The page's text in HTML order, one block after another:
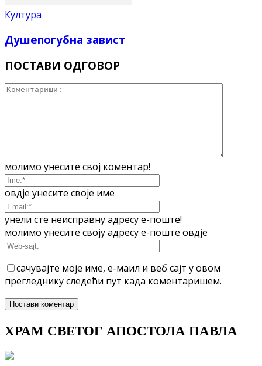
Култура
Душепогубна завист
ПОСТАВИ ОДГОВОР
молимо унесите свој коментар!
овдје унесите своје име
унели сте неисправну адресу е-поште!
молимо унесите своју адресу е-поште овдје
сачувајте моје име, е-маил и веб сајт у овом
прегледнику следећи пут када коментаришем.
ХРАМ СВЕТОГ АПОСТОЛА ПАВЛА